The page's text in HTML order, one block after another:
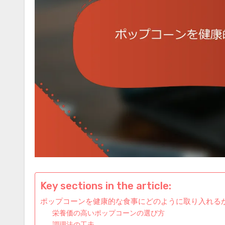
Key sections in the article:
ポップコーンを健康的な食事にどのように取り入れる
栄養価の高いポップコーンの選び方